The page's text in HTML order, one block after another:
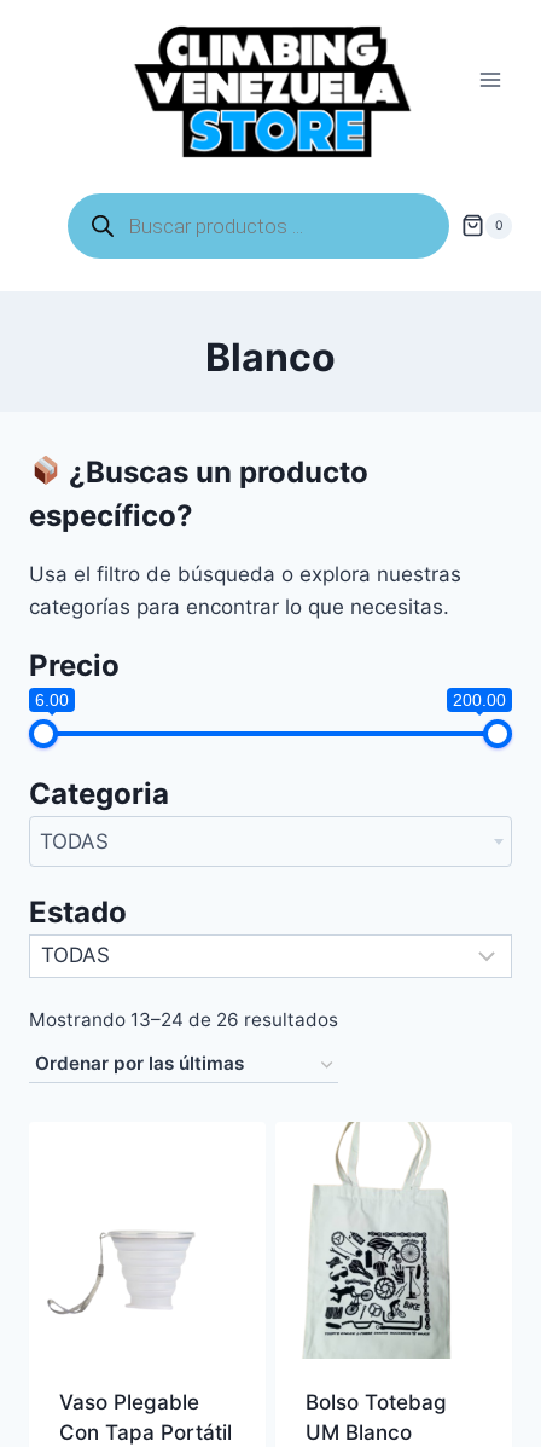
Búsqueda
de
productos
0
Blanco
¿Buscas un producto
específico?
Usa el filtro de búsqueda o explora nuestras
categorías para encontrar lo que necesitas.
Precio
6.00 200.00
Categoria
TODAS
Estado
Mostrando 13–24 de 26 resultadosSorted
latest
Vaso Plegable
Con Tapa Portátil
Bolso Totebag
UM Blanco